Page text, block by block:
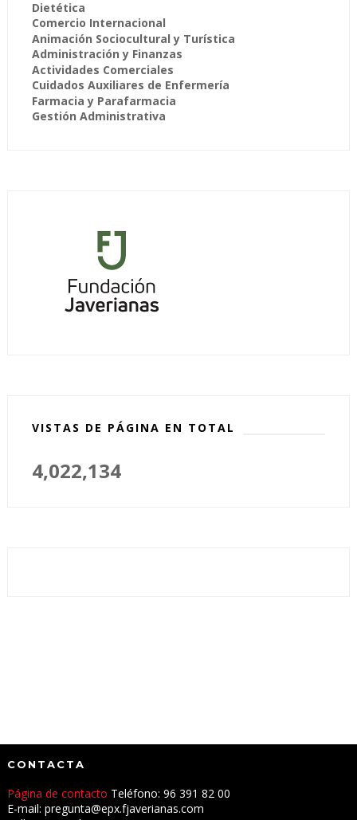
Dietética
Comercio Internacional
Animación Sociocultural y Turística
Administración y Finanzas
Actividades Comerciales
Cuidados Auxiliares de Enfermería
Farmacia y Parafarmacia
Gestión Administrativa
VISTAS DE PÁGINA EN TOTAL
4,022,134
CONTACTA
Página de contacto Teléfono: 96 391 82 00
E-mail: pregunta@epx.fjaverianas.com